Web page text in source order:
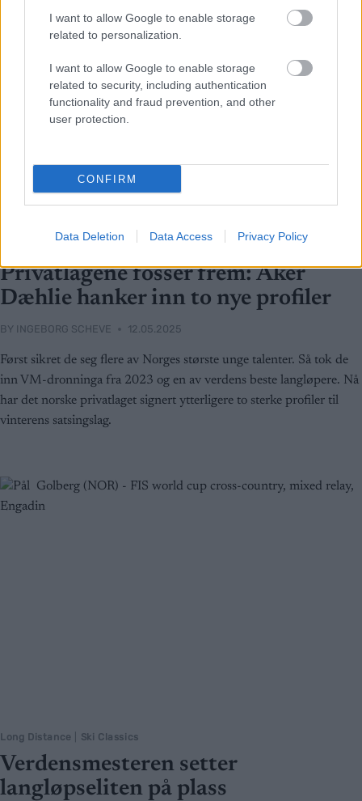
I want to allow Google to enable storage
related to personalization.
I want to allow Google to enable storage
related to security, including authentication
functionality and fraud prevention, and other
user protection.
CONFIRM
Data Deletion Data Access Privacy Policy
Privatlagene fosser frem: Aker
Dæhlie hanker inn to nye profiler
BY INGEBORG SCHEVE 12.05.2025
Først sikret de seg flere av Norges største unge talenter. Så tok de
inn VM-dronninga fra 2023 og en av verdens beste langløpere. Nå
har det norske privatlaget signert ytterligere to sterke profiler til
vinterens satsingslag.
Long Distance Ski Classics
Verdensmesteren setter
langløpseliten på plass